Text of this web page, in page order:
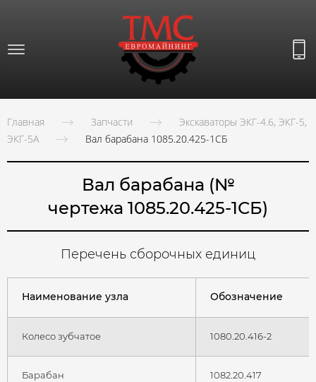
Главная Запчасти
Экскаваторы ЭКГ-4.6, ЭКГ-5,
ЭКГ-5А
Вал барабана 1085.20.425-1СБ
Вал барабана (№
чертежа 1085.20.425-1СБ)
Перечень сборочных единиц
Наименование узла Обозначение
Колесо зубчатое 1080.20.416-2
Барабан 1082.20.417